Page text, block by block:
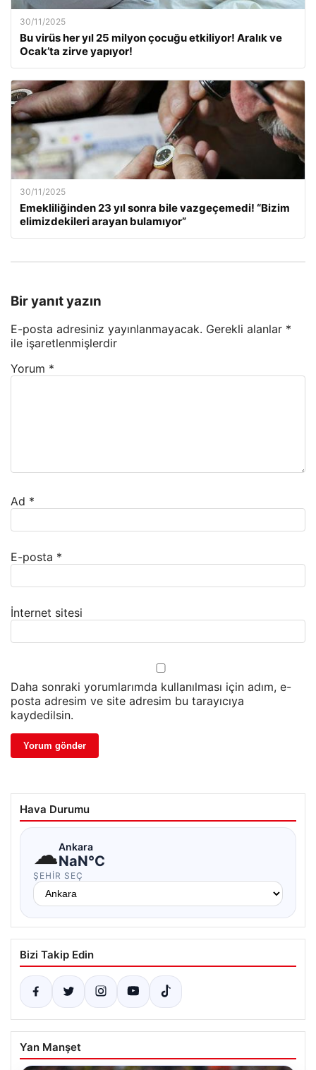
30/11/2025
Bu virüs her yıl 25 milyon çocuğu etkiliyor! Aralık ve
Ocak’ta zirve yapıyor!
30/11/2025
Emekliliğinden 23 yıl sonra bile vazgeçemedi! “Bizim
elimizdekileri arayan bulamıyor”
Bir yanıt yazın
E-posta adresiniz yayınlanmayacak. Gerekli alanlar *
ile işaretlenmişlerdir
Yorum *
Ad *
E-posta *
İnternet sitesi
Daha sonraki yorumlarımda kullanılması için adım, e-
posta adresim ve site adresim bu tarayıcıya
kaydedilsin.
Hava Durumu
☁Ankara
NaN°C
ŞEHIR SEÇ
Bizi Takip Edin
Yan Manşet